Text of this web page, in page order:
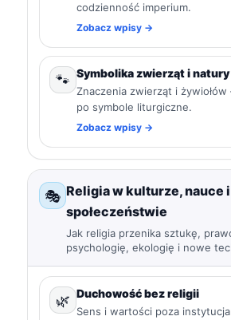
codzienność imperium.
Zobacz wpisy →
🐾 Symbolika zwierząt i
Znaczenia zwierząt i
po symbole liturgiczne.
Zobacz wpisy →
🎭 Religia w kulturze, nauce i
społeczeństwie
Jak religia przenika sztukę,
psychologię, ekologię i nowe
🌿 Duchowość bez religii
Sens i wartości poza